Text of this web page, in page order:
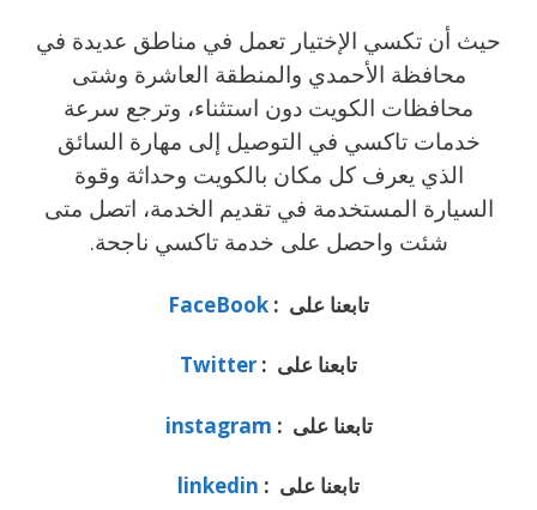
حيث أن تكسي الإختيار تعمل في مناطق عديدة في
محافظة الأحمدي والمنطقة العاشرة وشتى
محافظات الكويت دون استثناء، وترجع سرعة
خدمات تاكسي في التوصيل إلى مهارة السائق
الذي يعرف كل مكان بالكويت وحداثة وقوة
السيارة المستخدمة في تقديم الخدمة، اتصل متى
شئت واحصل على خدمة تاكسي ناجحة.
تابعنا على : FaceBook
تابعنا على : Twitter
تابعنا على : instagram
تابعنا على : linkedin